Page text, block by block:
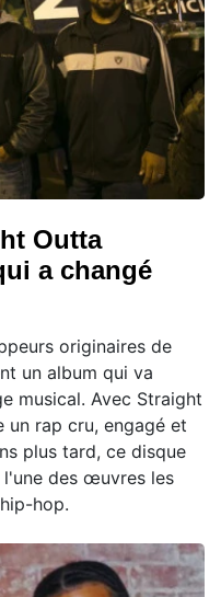
Outta
a changé
originaires de
un album qui va
musical. Avec Straight
un rap cru, engagé et
plus tard, ce disque
des œuvres les
hop.